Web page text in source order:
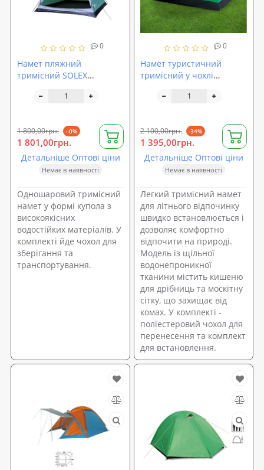
0
Намет пляжний
тримісний SOLEX
1 800,00грн. --0%
1 801,00грн.
Детальніше Оптові ціни
Немає в наявності
Одношаровий тримісний
намет у формі купола з
високоякісних
водостійких матеріалів. У
комплекті йде чохол для
зберігання та
транспортування.
0
Намет туристичний
тримісний у чохлі
2 100,00грн. -34%
1 395,00грн.
Детальніше Оптові ціни
Немає в наявності
Легкий тримісний намет
для літнього відпочинку
швидко встановлюється і
дозволяє комфортно
відпочити на природі.
Модель із щільної
водонепроникної
тканини містить кишеню
для дрібниць та москітну
сітку, що захищає від
комах. У комплекті -
поліестеровий чохол для
перенесення та комплект
для встановлення.